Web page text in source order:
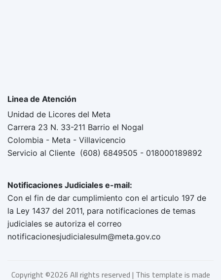
Linea de Atención
Unidad de Licores del Meta
Carrera 23 N. 33-211 Barrio el Nogal
Colombia - Meta - Villavicencio
Servicio al Cliente (608) 6849505 - 018000189892
Notificaciones Judiciales e-mail:
Con el fin de dar cumplimiento con el articulo 197 de
la Ley 1437 del 2011, para notificaciones de temas
judiciales se autoriza el correo
notificacionesjudicialesulm@meta.gov.co
Copyright ©2026 All rights reserved | This template is made